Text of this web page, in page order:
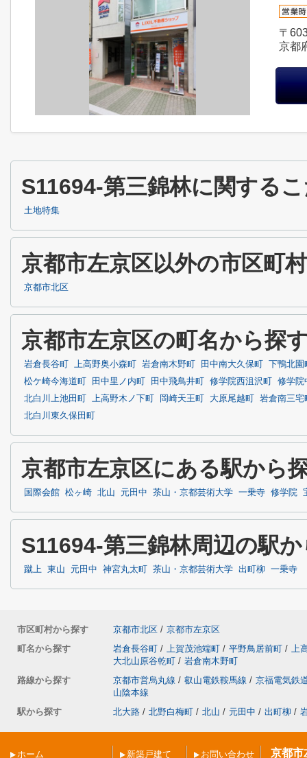
〒
京都
S11694-第三錦林に関する
土地特集
京都市左京区以外の市区町
京都市北区
京都市左京区の町名から探
岩倉長谷町 上高野奥小森町 岩倉南木野町 田中南大久保町
下鴨北園
松ケ崎今海道町
田中里ノ内町 田中飛鳥井町 修学院西沮沢町
修学院
北白川上池田町
上高野木ノ下町 岡崎天王町 大原尾越町
岩倉南三宅
北白川東久保田町
京都市左京区にある駅から
国際会館 松ヶ崎 北山 元田中 茶山・京都芸術大学 一乗寺 修学院
S11694-第三錦林周辺の駅
蹴上 東山 元田中 神宮丸太町 茶山・京都芸術大学 出町柳 一乗寺
市区町村から探す 京都市北区 / 京都市左京区
町名から探す
岩倉長谷町 / 上賀茂池端町 / 平野鳥居前町 / 上
大北山原谷乾町 / 岩倉南木野町
路線から探す
京都市営烏丸線 / 叡山電鉄鞍馬線 / 京福電気鉄
山陰本線
駅から探す
北大路 / 北野白梅町 / 北山 / 元田中 / 出町柳 /
ホーム 新築戸建て お問い合わせ 京都市